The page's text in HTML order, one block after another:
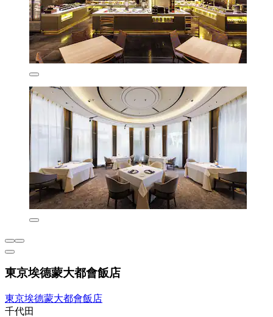
東京埃德蒙大都會飯店
東京埃德蒙大都會飯店
千代田